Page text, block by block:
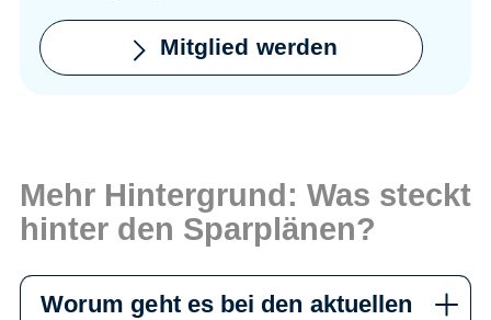
Mitglied werden
Mehr Hintergrund: Was steckt
hinter den Sparplänen?
Worum geht es bei den aktuellen